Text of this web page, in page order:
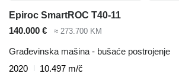
Epiroc SmartROC T40-11
140.000 €
≈ 273.700 KM
Građevinska mašina - bušaće postrojenje
2020
10.497 m/č